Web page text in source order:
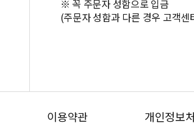
※ 꼭 주문자 성함으로 입금
(주문자 성함과 다른 경우 고객센
이용약관 개인정보